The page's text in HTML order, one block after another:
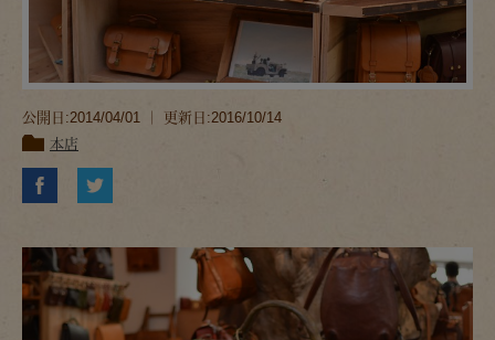
公開日:2014/04/01 ｜ 更新日:2016/10/14
本店